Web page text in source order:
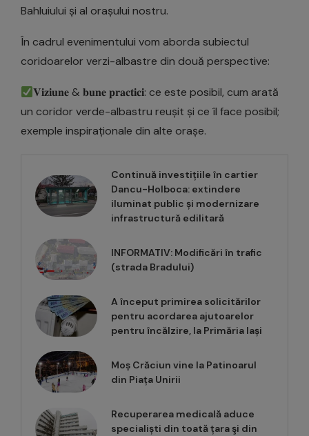
Bahluiului și al orașului nostru.
În cadrul evenimentului vom aborda subiectul
coridoarelor verzi-albastre din două perspective:
𝐕𝐢𝐳𝐢𝐮𝐧𝐞 & 𝐛𝐮𝐧𝐞 𝐩𝐫𝐚𝐜𝐭𝐢𝐜𝐢: ce este posibil, cum arată
un coridor verde-albastru reușit și ce îl face posibil;
exemple inspiraționale din alte orașe.
Continuă investițiile în cartier
Dancu-Holboca: extindere
iluminat public și modernizare
infrastructură edilitară
INFORMATIV: Modificări în trafic
(strada Bradului)
A început primirea solicitărilor
pentru acordarea ajutoarelor
pentru încălzire, la Primăria Iași
Moș Crăciun vine la Patinoarul
din Piața Unirii
Recuperarea medicală aduce
specialiști din toată țara şi din